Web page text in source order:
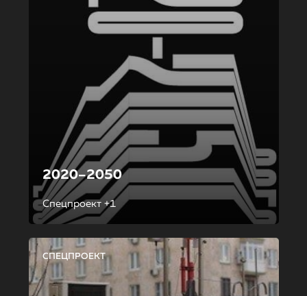
2020–2050
Спецпроект +1
СПЕЦПРОЕКТ